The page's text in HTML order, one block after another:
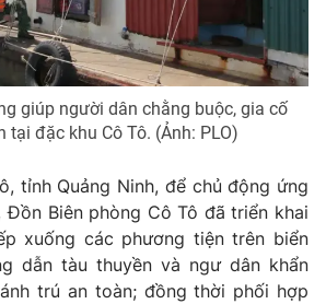
tương lai
giúp người dân chằng buộc, gia cố
tại đặc khu Cô Tô. (Ảnh: PLO)
tỉnh Quảng Ninh, để chủ động ứng
Biên phòng Cô Tô đã triển khai
xuống các phương tiện trên biển
dẫn tàu thuyền và ngư dân khẩn
trú an toàn; đồng thời phối hợp